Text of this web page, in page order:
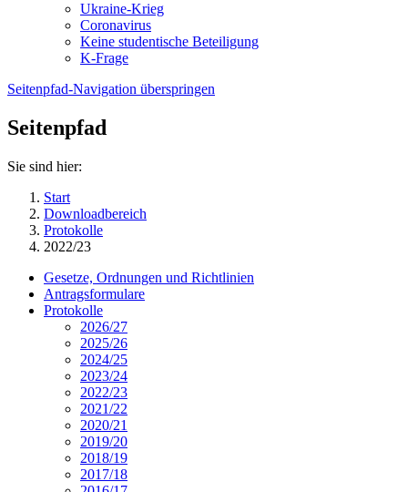
Ukraine-Krieg
Coronavirus
Keine studentische Beteiligung
K-Frage
Seitenpfad-Navigation überspringen
Seitenpfad
Sie sind hier:
Start
Downloadbereich
Protokolle
2022/23
Gesetze, Ordnungen und Richtlinien
Antragsformulare
Protokolle
2026/27
2025/26
2024/25
2023/24
2022/23
2021/22
2020/21
2019/20
2018/19
2017/18